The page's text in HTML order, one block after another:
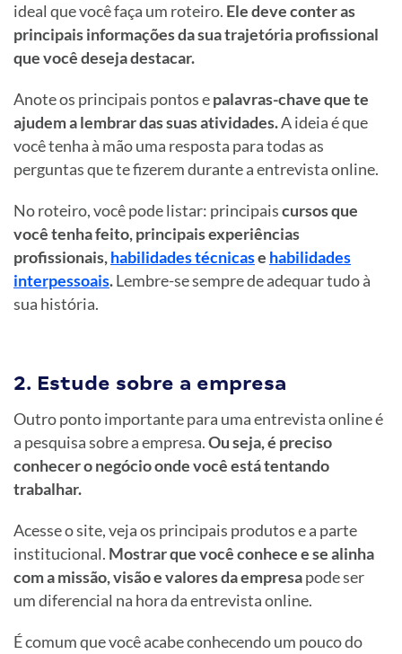
ideal que você faça um roteiro. Ele deve conter as
principais informações da sua trajetória profissional
que você deseja destacar.
Anote os principais pontos epalavras-chave que te
ajudem a lembrar das suas atividades.A ideia é que
você tenha à mão uma resposta para todas as
perguntas que te fizerem durante a entrevista online.
No roteiro, você pode listar: principaiscursos que
você tenha feito, principais experiências
profissionais,habilidades técnicase habilidades
interpessoais.Lembre-se sempre de adequar tudo à
sua história.
2. Estude sobre a empresa
Outro ponto importante para uma entrevista online é
a pesquisa sobre a empresa.Ou seja, é preciso
conhecer o negócio onde você está tentando
trabalhar.
Acesse o site, veja os principais produtos e a parte
institucional. Mostrar que você conhece e se alinha
com a missão, visão e valores da empresapode ser
um diferencial na hora da entrevista online.
É comum que você acabe conhecendo um pouco do